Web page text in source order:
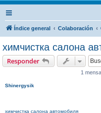
Índice general Colaboración
химчистка салона
Responder
1
Shinergysik
химчистка салона автомобиля